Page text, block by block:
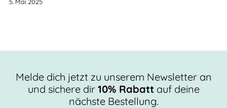
Melde dich jetzt zu unserem Newsletter an
und sichere dir 10% Rabattauf deine
nächste Bestellung.